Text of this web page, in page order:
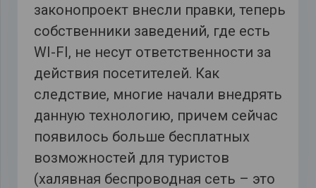
законопроект внесли правки, теперь
собственники заведений, где есть
WI-FI, не несут ответственности за
действия посетителей. Как
следствие, многие начали внедрять
данную технологию, причем сейчас
появилось больше бесплатных
возможностей для туристов
(халявная беспроводная сеть – это